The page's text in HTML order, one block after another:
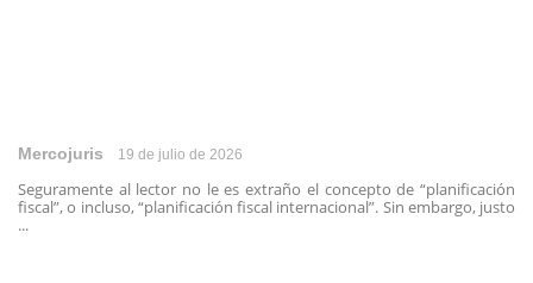
Mercojuris 19 de julio de 2026
Seguramente al lector no le es extraño el concepto de “planificación
fiscal”, o incluso, “planificación fiscal internacional”. Sin embargo, justo
...